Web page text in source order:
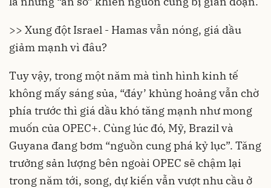
>> Xung đột Israel - Hamas vẫn nóng, giá dầu
giảm mạnh vì đâu?
Tuy vậy, trong một năm mà tình hình kinh tế
không mấy sáng sủa, “đáy’ khủng hoảng vẫn chờ
phía trước thì giá dầu khó tăng mạnh như mong
muốn của OPEC+. Cùng lúc đó, Mỹ, Brazil và
Guyana đang bơm “nguồn cung phá kỷ lục”. Tăng
trưởng sản lượng bên ngoài OPEC sẽ chậm lại
trong năm tới, song, dự kiến vẫn vượt nhu cầu ở